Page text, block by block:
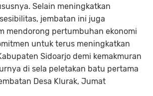
Selain meningkatkan
jembatan ini juga
mendorong pertumbuhan ekonomi
untuk terus meningkatkan
Sidoarjo demi kemakmuran
di sela peletakan batu pertama
Desa Klurak, Jumat